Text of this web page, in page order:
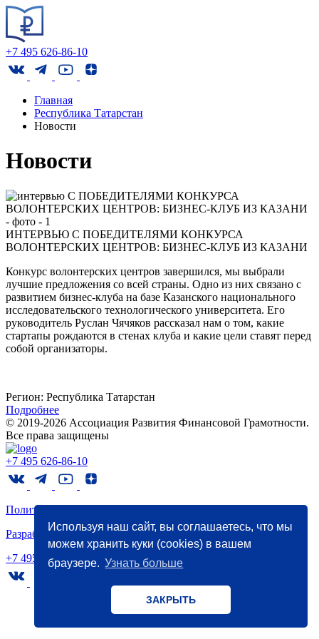
Используя наш сайт, вы соглашаетесь, что мы
можем хранить куки (cookies) в вашем
браузере. Узнать больше
ЗАКРЫТЬ
+7 495 626-86-10
Главная
Республика Татарстан
Новости
Новости
ИНТЕРВЬЮ С ПОБЕДИТЕЛЯМИ КОНКУРСА
ВОЛОНТЕРСКИХ ЦЕНТРОВ: БИЗНЕС-КЛУБ ИЗ КАЗАНИ
Конкурс волонтерских центров завершился, мы выбрали
лучшие предложения со всей страны. Одно из них связано с
развитием бизнес-клуба на базе Казанского национального
исследовательского технологического университета. Его
руководитель Руслан Чячяков рассказал нам о том, какие
стартапы рождаются в стенах клуба и какие цели ставят перед
собой организаторы.
Регион: Республика Татарстан
Подробнее
© 2019-2026 Ассоциация Развития Финансовой Грамотности.
Все права защищены
+7 495 626-86-10
Политика конфиденциальности
Разработкаимаркетинг- WebCanape
+7 495 626-86-10